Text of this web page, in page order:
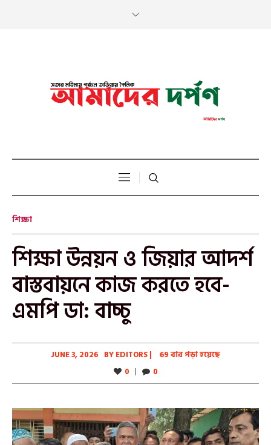
শিক্ষা
শিক্ষা উন্নয়ন ও জিয়ার আদর্শ
বাস্তবায়নে কাজ করতে হবে-
এমপি ডা: বাচ্চু
JUNE 3, 2026 BYEDITORS|
69 বার পড়া হয়েছে
0
0